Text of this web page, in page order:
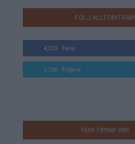
FÖLJ ALLTOMTRAV!
4,723 Fans
2,726 Följare
FEM TIPPAR V85